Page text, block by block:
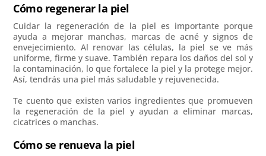
e
r
e
s
t
b
o
o
k
a
d
s
s
A
p
p
r
i
r
Cómo regenerar la piel
Cuidar la regeneración de la piel es importante porque
ayuda a mejorar manchas, marcas de acné y signos de
envejecimiento. Al renovar las células, la piel se ve más
uniforme, firme y suave. También repara los daños del sol y
la contaminación, lo que fortalece la piel y la protege mejor.
Así, tendrás una piel más saludable y rejuvenecida.
Te cuento que existen varios ingredientes que promueven
la regeneración de la piel y ayudan a eliminar marcas,
cicatrices o manchas.
Cómo se renueva la piel